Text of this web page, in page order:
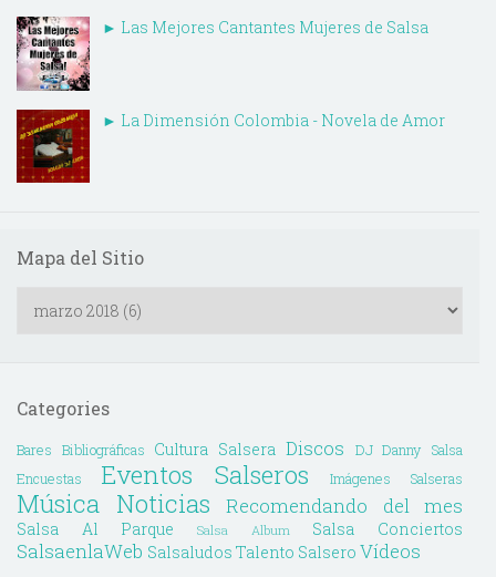
► Las Mejores Cantantes Mujeres de Salsa
► La Dimensión Colombia - Novela de Amor
Mapa del Sitio
Categories
Bares Bibliográficas Cultura Salsera Discos
DJ Danny Salsa
Encuestas
Eventos Salseros Imágenes Salseras
Música Noticias Recomendando del mes
Salsa Al Parque Salsa Album Salsa Conciertos
SalsaenlaWeb Salsaludos Talento Salsero Vídeos